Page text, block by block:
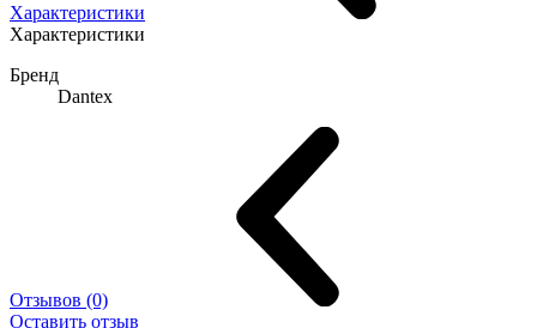
Характеристики
Характеристики
Бренд
Dantex
Отзывов (0)
Оставить отзыв